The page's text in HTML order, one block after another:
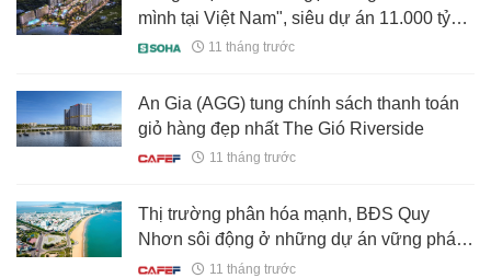
mình tại Việt Nam", siêu dự án 11.000 tỷ
giờ ra sao?11 tháng trước
An Gia (AGG) tung chính sách thanh toán
giỏ hàng đẹp nhất The Gió Riverside
11 tháng trước
Thị trường phân hóa mạnh, BĐS Quy
Nhơn sôi động ở những dự án vững pháp
lý
11 tháng trước